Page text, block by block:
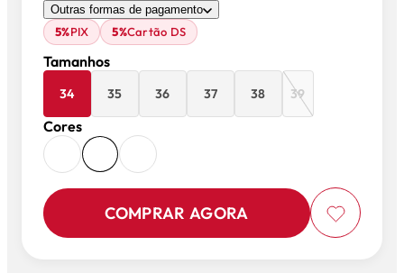
Outras formas de pagamento
5%PIX 5%Cartão DS
Tamanhos
34 35 36 37 38 39
Cores
COMPRAR AGORA